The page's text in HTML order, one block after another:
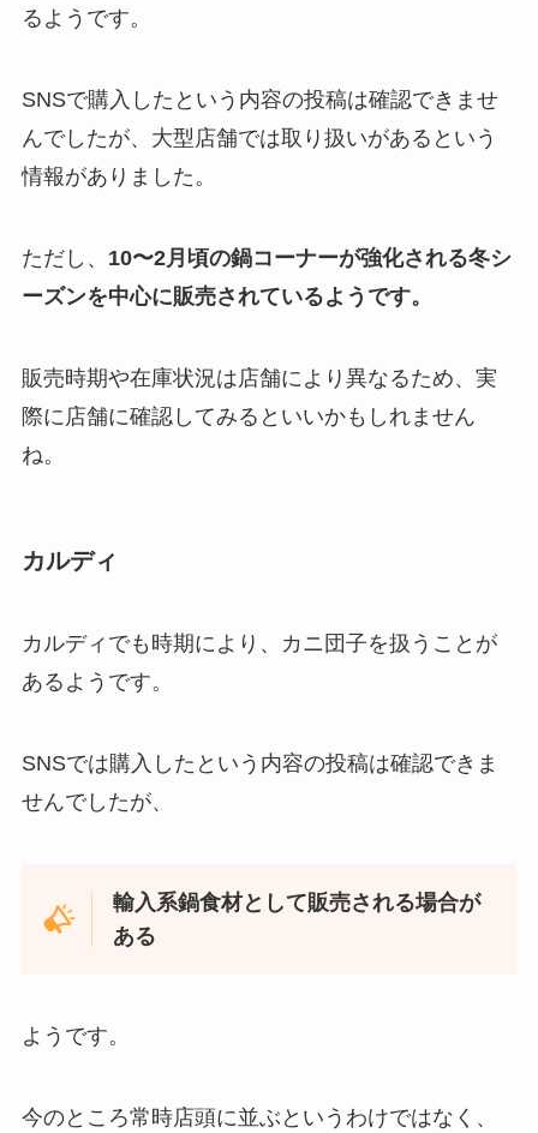
るようです。
SNSで購入したという内容の投稿は確認できませ
んでしたが、大型店舗では取り扱いがあるという
情報がありました。
ただし、 10〜2月頃の鍋コーナーが強化される冬シ
ーズンを中心に販売されているようです。
販売時期や在庫状況は店舗により異なるため、実
際に店舗に確認してみるといいかもしれません
ね。
カルディ
カルディでも時期により、カニ団子を扱うことが
あるようです。
SNSでは購入したという内容の投稿は確認できま
せんでしたが、
輸入系鍋食材として販売される場合が
ある
ようです。
今のところ常時店頭に並ぶというわけではなく、